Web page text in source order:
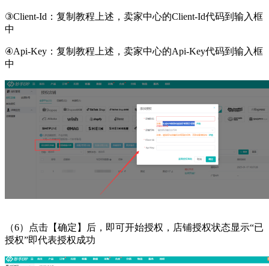
③Client-Id：复制教程上述，卖家中心的Client-Id代码到输入框
中
④Api-Key：复制教程上述，卖家中心的Api-Key代码到输入框
中
（6）点击【确定】后，即可开始授权，店铺授权状态显示“已
授权”即代表授权成功